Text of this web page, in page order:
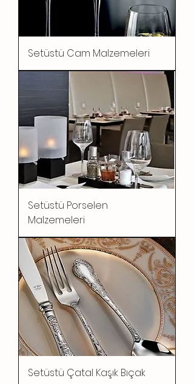
Setüstü Cam Malzemeleri
Setüstü Porselen
Malzemeleri
Setüstü Çatal Kaşık Bıçak